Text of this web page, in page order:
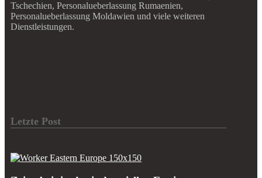
Tschechien, Personalueberlassung Rumaenien,
Personalueberlassung Moldawien und viele weiteren
Dienstleistungen.
Letzte Post